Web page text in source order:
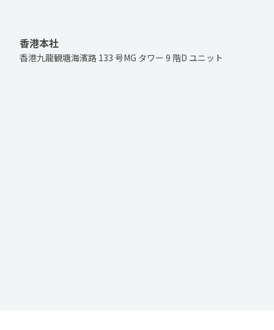
香港本社
香港九龍観塘海濱路 133 号MG タワー 9 階D ユニット